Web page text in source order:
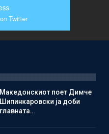
Twitter
Македонскиот поет Димче
Шипинкаровски ја доби
главната…